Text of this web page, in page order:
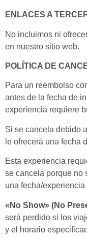
ENLACES A
No incluimos ni
en nuestro sitio web.
POLÍTICA DE
Para un reembolso
antes de la fecha de
experiencia requiere
Si se cancela debido
le ofrecerá una fecha
Esta experiencia
se cancela porque no
una fecha/
«No Show» (No
será perdido si los
y el horario